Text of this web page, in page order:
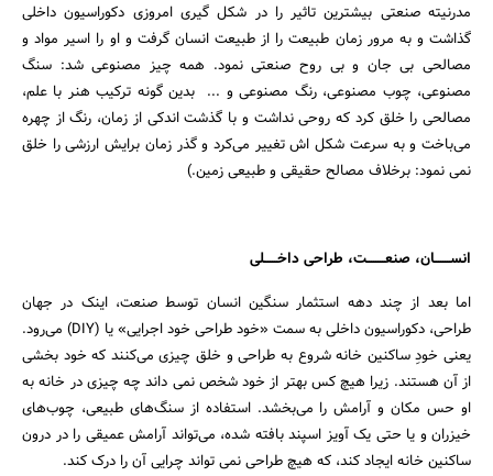
مدرنیته صنعتی بیشترین تاثیر را در شکل گیری امروزی دکوراسیون داخلی
گذاشت و به مرور زمان طبیعت را از طبیعت انسان گرفت و او را اسیر مواد و
مصالحی بی جان و بی روح صنعتی نمود. همه چیز مصنوعی شد: سنگ
مصنوعی، چوب مصنوعی، رنگ مصنوعی و ... بدین گونه ترکیب هنر با علم،
مصالحی را خلق کرد که روحی نداشت و با گذشت اندکی از زمان، رنگ از چهره
می‌باخت و به سرعت شکل اش تغییر می‌کرد و گذر زمان برایش ارزشی را خلق
نمی نمود: برخلاف مصالح حقیقی و طبیعی زمین.)
انســـــــان، صنعــــــــت، طراحی داخــــــلی
اما بعد از چند دهه استثمار سنگین انسان توسط صنعت، اینک در جهان
طراحی، دکوراسیون داخلی به سمت «خود طراحی خود اجرایی» یا (DIY) می‌رود.
یعنی خودِ ساکنین خانه شروع به طراحی و خلق چیزی می‌کنند که خود بخشی
از آن هستند. زیرا هیچ کس بهتر از خود شخص نمی داند چه چیزی در خانه به
او حس مکان و آرامش را می‌بخشد. استفاده از سنگ‌های طبیعی، چوب‌های
خیزران و یا حتی یک آویز اسپند بافته شده، می‌تواند آرامش عمیقی را در درون
ساکنین خانه ایجاد کند، که هیچ طراحی نمی تواند چرایی آن را درک کند.